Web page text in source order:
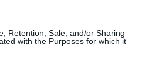
Retention, Sale, and/or Sharing
with the Purposes for which it
le regard, ou plutôt le bas
vous structure le mieux